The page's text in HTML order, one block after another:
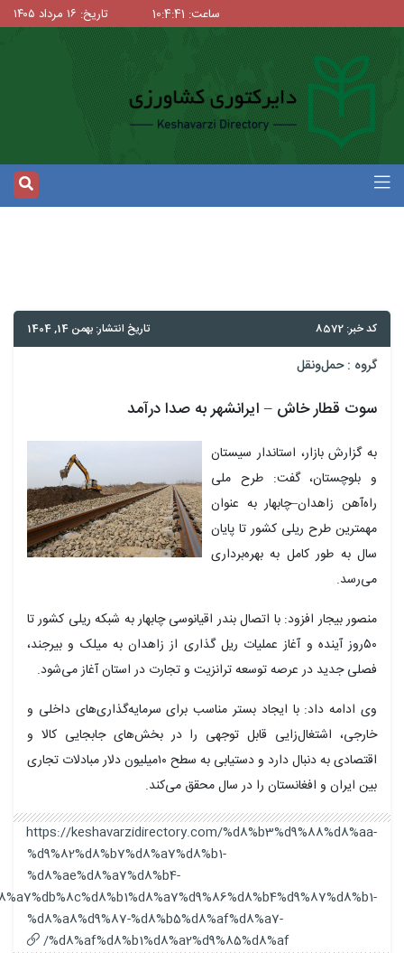
ساعت: 10:4:41 تاریخ: ۱۶ مرداد ۱۴۰۵
کد خبر: 8572 تاریخ انتشار: بهمن 14, 1404
گروه :حمل‌و‌نقل
سوت قطار خاش – ایرانشهر به صدا درآمد
به گزارش بازار، استاندار سیستان
و بلوچستان، گفت: طرح ملی
راه‌آهن زاهدان–چابهار به عنوان
مهمترین طرح ریلی کشور تا پایان
سال به طور کامل به بهره‌برداری
می‌رسد.
منصور بیجار افزود: با اتصال بندر اقیانوسی چابهار به شبکه ریلی کشور تا
۵۰روز آینده و آغاز عملیات ریل گذاری از زاهدان به میلک و بیرجند،
فصلی جدید در عرصه توسعه ترانزیت و تجارت در استان آغاز می‌شود.
وی ادامه داد: با ایجاد بستر مناسب برای سرمایه‌گذاری‌های داخلی و
خارجی، اشتغال‌زایی قابل توجهی را در بخش‌های جابجایی کالا و
اقتصادی به دنبال دارد و دستیابی به سطح ۱۰میلیون دلار مبادلات تجاری
بین ایران و افغانستان را در سال محقق می‌کند.
https://keshavarzidirectory.com/%d8%b3%d9%88%d8%aa-
%d9%82%d8%b7%d8%a7%d8%b1-
%d8%ae%d8%a7%d8%b4-
%d8%a7%db%8c%d8%b1%d8%a7%d9%86%d8%b4%d9%87%d8%b1-
%d8%a8%d9%87-%d8%b5%d8%af%d8%a7-
%d8%af%d8%b1%d8%a2%d9%85%d8%af/